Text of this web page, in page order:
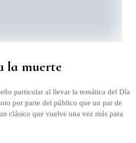
la muerte
particular al llevar la temática del Día
por parte del público que un par de
clásico que vuelve una vez más para